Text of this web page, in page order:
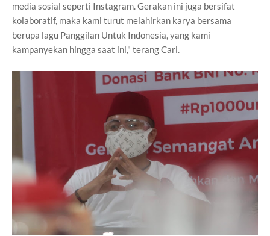
media sosial seperti Instagram. Gerakan ini juga bersifat
kolaboratif, maka kami turut melahirkan karya bersama
berupa lagu Panggilan Untuk Indonesia, yang kami
kampanyekan hingga saat ini," terang Carl.